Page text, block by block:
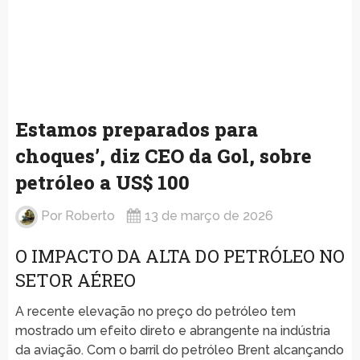
Estamos preparados para
choques’, diz CEO da Gol, sobre
petróleo a US$ 100
Por Roberto 13 de março de 2026
O IMPACTO DA ALTA DO PETRÓLEO NO
SETOR AÉREO
A recente elevação no preço do petróleo tem
mostrado um efeito direto e abrangente na indústria
da aviação. Com o barril do petróleo Brent alcançando